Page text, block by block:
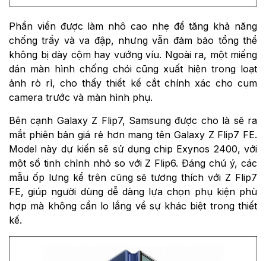
Phần viền được làm nhô cao nhẹ để tăng khả năng
chống trầy và va đập, nhưng vẫn đảm bảo tổng thể
không bị dày cộm hay vướng víu. Ngoài ra, một miếng
dán màn hình chống chói cũng xuất hiện trong loạt
ảnh rò rỉ, cho thấy thiết kế cắt chính xác cho cụm
camera trước và màn hình phụ.
Bên cạnh Galaxy Z Flip7, Samsung được cho là sẽ ra
mắt phiên bản giá rẻ hơn mang tên Galaxy Z Flip7 FE.
Model này dự kiến sẽ sử dụng chip Exynos 2400, với
một số tinh chỉnh nhỏ so với Z Flip6. Đáng chú ý, các
mẫu ốp lưng kể trên cũng sẽ tương thích với Z Flip7
FE, giúp người dùng dễ dàng lựa chọn phụ kiện phù
hợp mà không cần lo lắng về sự khác biệt trong thiết
kế.